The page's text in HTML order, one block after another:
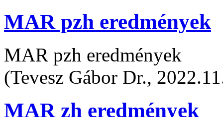
MAR pzh eredmények
MAR pzh eredmények
(Tevesz Gábor Dr.,
MAR zh eredmények